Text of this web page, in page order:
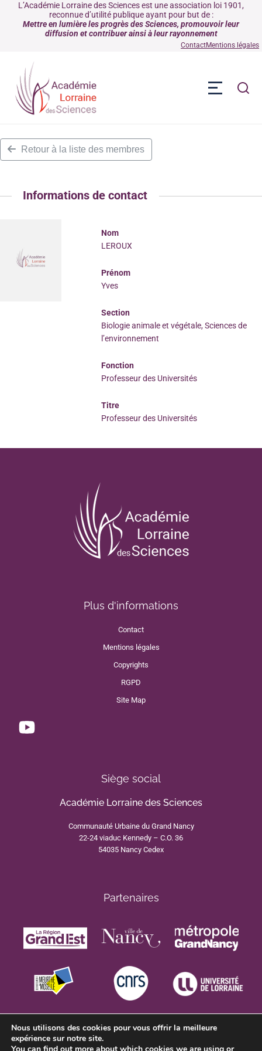
L’Académie Lorraine des Sciences est une association loi 1901,
reconnue d’utilité publique ayant pour but de :
Mettre en lumière les progrès des Sciences, promouvoir leur
diffusion et contribuer ainsi à leur rayonnement
ContactMentions légales
Retour à la liste des membres
Informations de contact
Nom
LEROUX
Prénom
Yves
Section
Biologie animale et végétale, Sciences de
l’environnement
Fonction
Professeur des Universités
Titre
Professeur des Universités
Plus d'informations
Contact
Mentions légales
Copyrights
RGPD
Site Map
Siège social
Académie Lorraine des Sciences
Communauté Urbaine du Grand Nancy
22-24 viaduc Kennedy – C.O. 36
54035 Nancy Cedex
Partenaires
Nous utilisons des cookies pour vous offrir la meilleure
expérience sur notre site.